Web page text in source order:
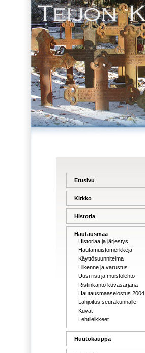
Etusivu
Kirkko
Historia
Hautausmaa
Historiaa ja järjestys
Hautamuistomerkkejä
Käyttösuunnitelma
Liikenne ja varustus
Uusi risti ja muistolehto
Ristinkanto kuvasarjana
Hautausmaaselostus 2004
Lahjoitus seurakunnalle
Kuvat
Lehtileikkeet
Huutokauppa